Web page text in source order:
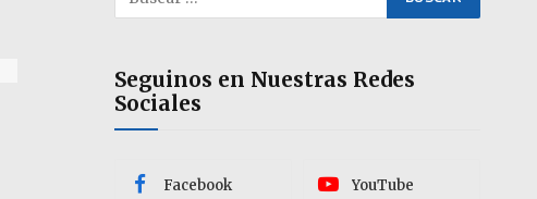
Seguinos en Nuestras Redes
Sociales
Facebook YouTube